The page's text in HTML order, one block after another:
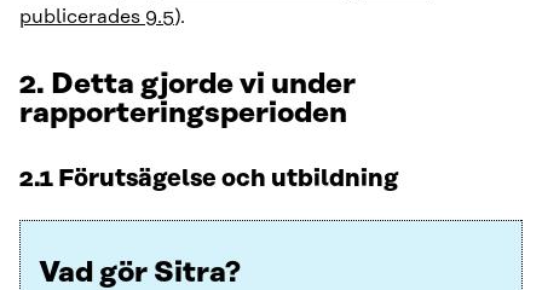
publicerades 9.5).
2. Detta gjorde vi under
rapporteringsperioden
2.1 Förutsägelse och utbildning
Vad gör Sitra?